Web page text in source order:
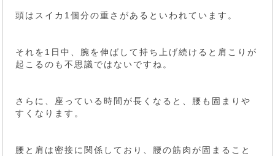
頭はスイカ1個分の重さがあるといわれています。
それを1日中、腕を伸ばして持ち上げ続けると肩こりが
起こるのも不思議ではないですね。
さらに、座っている時間が長くなると、腰も固まりや
すくなります。
腰と肩は密接に関係しており、腰の筋肉が固まること